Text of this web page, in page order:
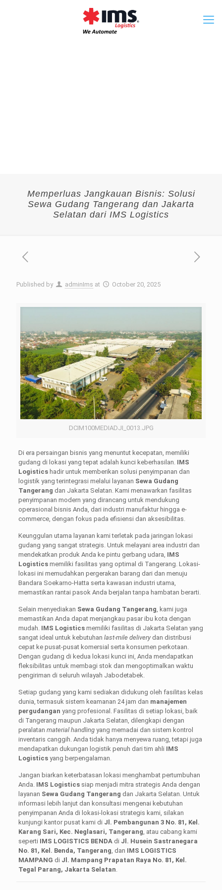
Memperluas Jangkauan Bisnis: Solusi
Sewa Gudang Tangerang dan Jakarta
Selatan dari IMS Logistics
Published by adminIms at October 20, 2025
DCIM100MEDIADJI_0013.JPG
Di era persaingan bisnis yang menuntut kecepatan, memiliki
gudang di lokasi yang tepat adalah kunci keberhasilan. IMS
Logisticshadir untuk memberikan solusi penyimpanan dan
logistik yang terintegrasi melalui layanan Sewa Gudang
Tangerang dan Jakarta Selatan. Kami menawarkan fasilitas
penyimpanan modern yang dirancang untuk mendukung
operasional bisnis Anda, dari industri manufaktur hingga e-
commerce, dengan fokus pada efisiensi dan aksesibilitas.
Keunggulan utama layanan kami terletak pada jaringan lokasi
gudang yang sangat strategis. Untuk melayani area industri dan
mendekatkan produk Anda ke pintu gerbang udara, IMS
Logisticsmemiliki fasilitas yang optimal di Tangerang. Lokasi-
lokasi ini memudahkan pergerakan barang dari dan menuju
Bandara Soekarno-Hatta serta kawasan industri utama,
memastikan rantai pasok Anda berjalan tanpa hambatan berarti.
Selain menyediakan Sewa Gudang Tangerang, kami juga
memastikan Anda dapat menjangkau pasar ibu kota dengan
mudah. IMS Logisticsmemiliki fasilitas di Jakarta Selatan yang
sangat ideal untuk kebutuhan last-mile deliverydan distribusi
cepat ke pusat-pusat komersial serta konsumen perkotaan.
Dengan gudang di kedua lokasi kunci ini, Anda mendapatkan
fleksibilitas untuk membagi stok dan mengoptimalkan waktu
pengiriman di seluruh wilayah Jabodetabek.
Setiap gudang yang kami sediakan didukung oleh fasilitas kelas
dunia, termasuk sistem keamanan 24 jam dan manajemen
pergudangan yang profesional. Fasilitas di setiap lokasi, baik
di Tangerang maupun Jakarta Selatan, dilengkapi dengan
peralatan material handlingyang memadai dan sistem kontrol
inventaris canggih. Anda tidak hanya menyewa ruang, tetapi juga
mendapatkan dukungan logistik penuh dari tim ahli IMS
Logisticsyang berpengalaman.
Jangan biarkan keterbatasan lokasi menghambat pertumbuhan
Anda. IMS Logisticssiap menjadi mitra strategis Anda dengan
layanan Sewa Gudang Tangerang dan Jakarta Selatan. Untuk
informasi lebih lanjut dan konsultasi mengenai kebutuhan
penyimpanan Anda di lokasi-lokasi strategis kami, silakan
kunjungi kantor pusat kami di Jl. Pembangunan 3 No. 81, Kel.
Karang Sari, Kec. Neglasari, Tangerang, atau cabang kami
seperti IMS LOGISTICS BENDAdi Jl. Husein Sastranegara
No. 81, Kel. Benda, Tangerang, dan IMS LOGISTICS
MAMPANG di Jl. Mampang Prapatan Raya No. 81, Kel.
Tegal Parang, Jakarta Selatan.